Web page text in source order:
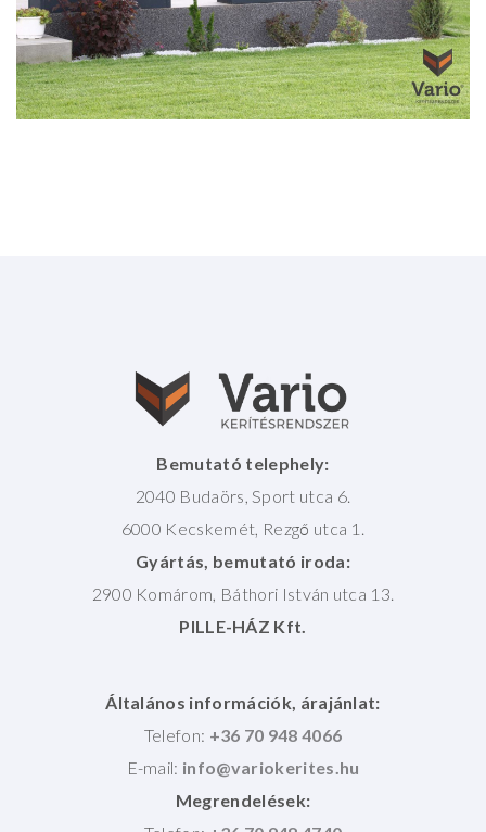
Bemutató telephely:
2040 Budaörs, Sport utca 6.
6000 Kecskemét, Rezgő utca 1.
Gyártás, bemutató iroda:
2900 Komárom, Báthori István utca 13.
PILLE-HÁZ Kft.
Általános információk, árajánlat:
Telefon: +36 70 948 4066
E-mail:
Megrendelések: